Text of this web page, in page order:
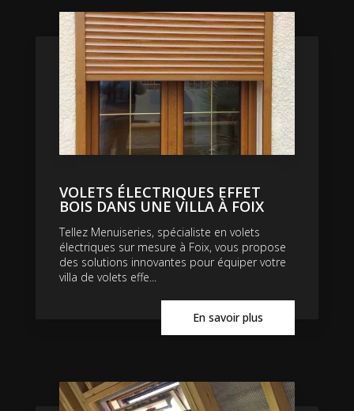
VOLETS ÉLECTRIQUES EFFET
BOIS DANS UNE VILLA À FOIX
Tellez Menuiseries, spécialiste en volets
électriques sur mesure à Foix, vous propose
des solutions innovantes pour équiper votre
villa de volets effe...
En savoir plus